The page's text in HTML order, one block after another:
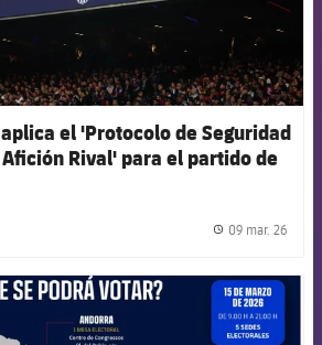
el 'Protocolo de Seguridad
Rival' para el partido de
09 mar. 26
FCB Barcelona badge